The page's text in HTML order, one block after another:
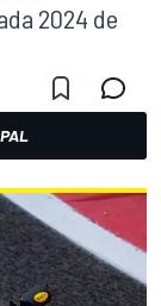
2024 de